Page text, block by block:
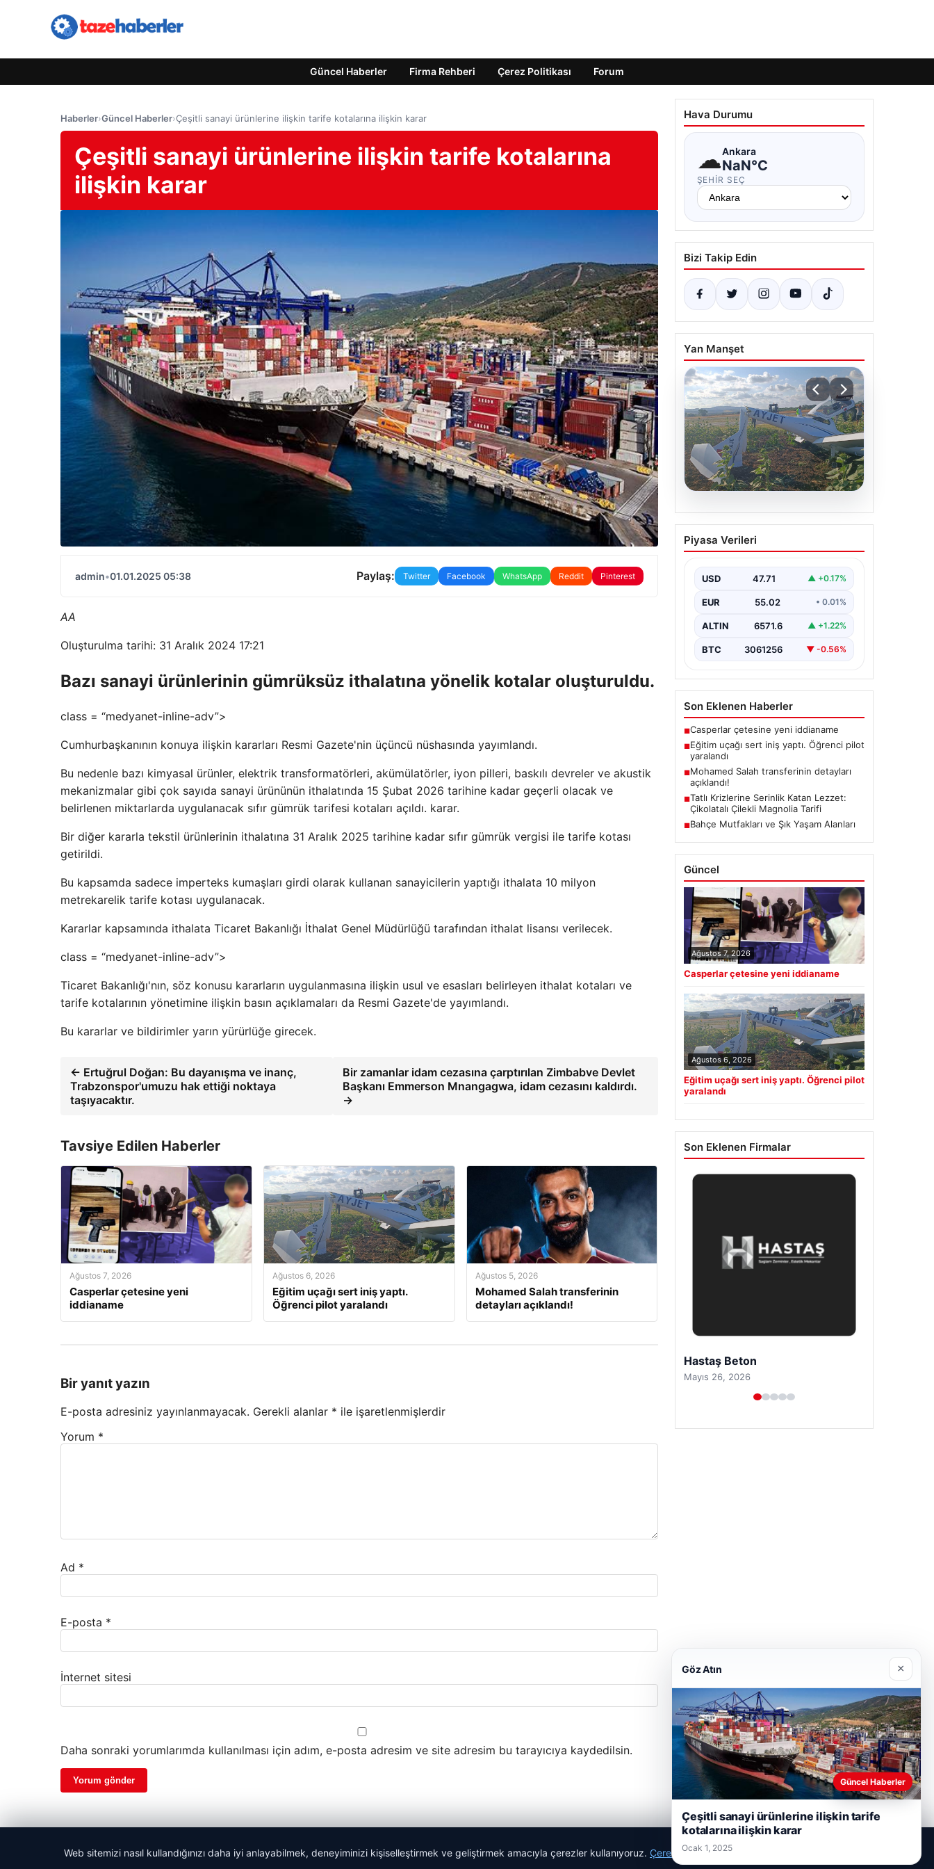
Güncel Haberler Firma Rehberi Çerez Politikası Forum
Haberler›Güncel Haberler›Çeşitli sanayi ürünlerine ilişkin tarife kotalarına ilişkin karar
Çeşitli sanayi ürünlerine ilişkin tarife kotalarına
ilişkin karar
admin•01.01.2025 05:38 Paylaş: Twitter Facebook WhatsApp Reddit Pinterest
AA
Oluşturulma tarihi: 31 Aralık 2024 17:21
Bazı sanayi ürünlerinin gümrüksüz ithalatına yönelik kotalar oluşturuldu.
class = “medyanet-inline-adv”>
Cumhurbaşkanının konuya ilişkin kararları Resmi Gazete'nin üçüncü nüshasında yayımlandı.
Bu nedenle bazı kimyasal ürünler, elektrik transformatörleri, akümülatörler, iyon pilleri, baskılı devreler ve akustik
mekanizmalar gibi çok sayıda sanayi ürününün ithalatında 15 Şubat 2026 tarihine kadar geçerli olacak ve
belirlenen miktarlarda uygulanacak sıfır gümrük tarifesi kotaları açıldı. karar.
Bir diğer kararla tekstil ürünlerinin ithalatına 31 Aralık 2025 tarihine kadar sıfır gümrük vergisi ile tarife kotası
getirildi.
Bu kapsamda sadece imperteks kumaşları girdi olarak kullanan sanayicilerin yaptığı ithalata 10 milyon
metrekarelik tarife kotası uygulanacak.
Kararlar kapsamında ithalata Ticaret Bakanlığı İthalat Genel Müdürlüğü tarafından ithalat lisansı verilecek.
class = “medyanet-inline-adv”>
Ticaret Bakanlığı'nın, söz konusu kararların uygulanmasına ilişkin usul ve esasları belirleyen ithalat kotaları ve
tarife kotalarının yönetimine ilişkin basın açıklamaları da Resmi Gazete'de yayımlandı.
Bu kararlar ve bildirimler yarın yürürlüğe girecek.
← Ertuğrul Doğan: Bu dayanışma ve inanç,
Trabzonspor'umuzu hak ettiği noktaya
taşıyacaktır.
Bir zamanlar idam cezasına çarptırılan Zimbabve Devlet
Başkanı Emmerson Mnangagwa, idam cezasını kaldırdı.
→
Tavsiye Edilen Haberler
Ağustos 7, 2026
Casperlar çetesine yeni
iddianame
Ağustos 6, 2026
Eğitim uçağı sert iniş yaptı.
Öğrenci pilot yaralandı
Ağustos 5, 2026
Mohamed Salah transferinin
detayları açıklandı!
Bir yanıt yazın
E-posta adresiniz yayınlanmayacak. Gerekli alanlar * ile işaretlenmişlerdir
Yorum *
Ad *
E-posta *
İnternet sitesi
Daha sonraki yorumlarımda kullanılması için adım, e-posta adresim ve site adresim bu tarayıcıya kaydedilsin.
Hava Durumu
☁Ankara
NaN°C
ŞEHIR SEÇ
Bizi Takip Edin
Yan Manşet
Eğitim uçağı sert iniş
yaptı. Öğrenci pilot
Piyasa Verileri
USD 47.71 ▲ +0.17%
EUR 55.02 • 0.01%
ALTIN 6571.6 ▲ +1.22%
BTC 3061256 ▼ -0.56%
Son Eklenen Haberler
■Casperlar çetesine yeni iddianame
■Eğitim uçağı sert iniş yaptı. Öğrenci pilot
yaralandı
■Mohamed Salah transferinin detayları
açıklandı!
■Tatlı Krizlerine Serinlik Katan Lezzet:
Çikolatalı Çilekli Magnolia Tarifi
■Bahçe Mutfakları ve Şık Yaşam Alanları
Güncel
Ağustos 7, 2026
Casperlar çetesine yeni iddianame
Ağustos 6, 2026
Eğitim uçağı sert iniş yaptı. Öğrenci pilot
yaralandı
Son Eklenen Firmalar
Prenses Night Club
Nisan 29, 2026
© 2026 Taze Haberler
Web sitemizi nasıl kullandığınızı daha iyi anlayabilmek, deneyiminizi kişiselleştirmek ve geliştirmek amacıyla çerezler kullanıyoruz. Çerez Politikamız
Göz Atın ×
Güncel Haberler
Çeşitli sanayi ürünlerine ilişkin tarife
kotalarına ilişkin karar
Ocak 1, 2025